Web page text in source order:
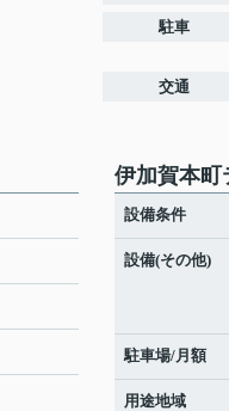
駐車
交通
伊加賀本町
設備条件
設備(その他)
駐車場/月額
用途地域